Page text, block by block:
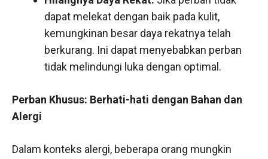
dapat melekat dengan baik pada kulit,
kemungkinan besar daya rekatnya telah
berkurang. Ini dapat menyebabkan perban
tidak melindungi luka dengan optimal.
Perban Khusus: Berhati-hati dengan Bahan dan
Alergi
Dalam konteks alergi, beberapa orang mungkin